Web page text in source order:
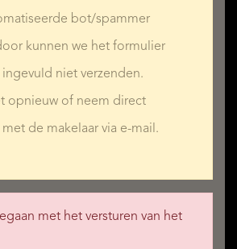
bot/spammer
kunnen we het formulier
niet verzenden.
opnieuw of neem direct
de makelaar via e-mail.
met het versturen van het